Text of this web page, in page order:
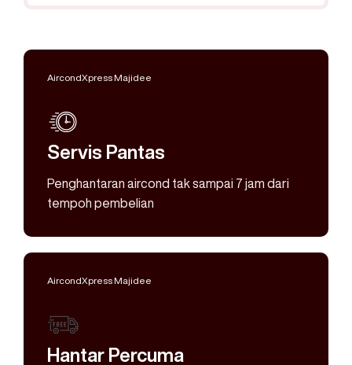
AircondXpress Majidee
Servis Pantas
Penghantaran aircond tak sampai 7 jam dari
tempoh pembelian
AircondXpress Majidee
Hantar Percuma